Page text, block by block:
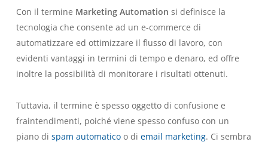
Con il termine Marketing Automation si definisce la
tecnologia che consente ad un e-commerce di
automatizzare ed ottimizzare il flusso di lavoro, con
evidenti vantaggi in termini di tempo e denaro, ed offre
inoltre la possibilità di monitorare i risultati ottenuti.
Tuttavia, il termine è spesso oggetto di confusione e
fraintendimenti, poiché viene spesso confuso con un
piano di spam automaticoo di email marketing. Ci sembra